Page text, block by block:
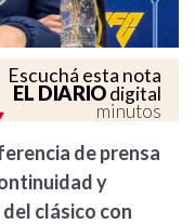
Escuchá esta nota
EL DIARIOdigital
minutos
de prensa
y
clásico con